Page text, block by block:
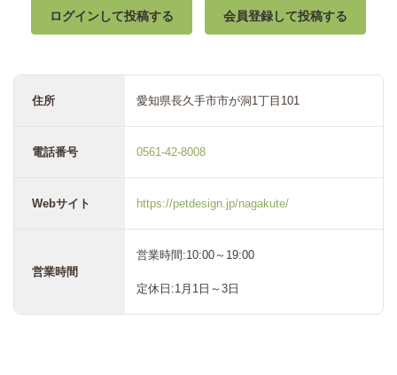
ログインして投稿する 会員登録して投稿する
住所 愛知県長久手市市が洞1丁目101
電話番号 0561-42-8008
Webサイト https://petdesign.jp/nagakute/
営業時間
営業時間:10:00～19:00
定休日:1月1日～3日